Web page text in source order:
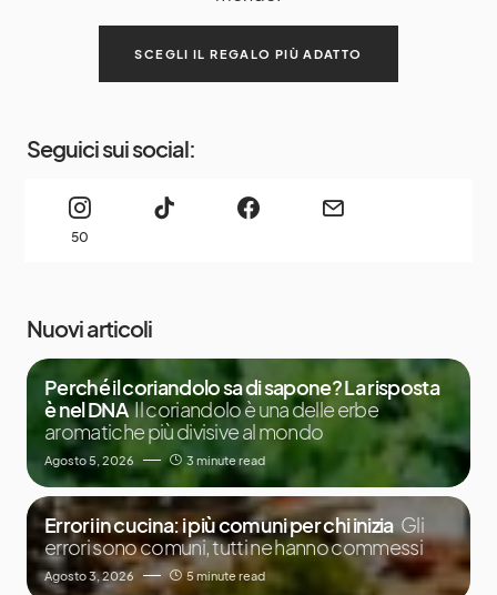
SCEGLI IL REGALO PIÙ ADATTO
Seguici sui social:
50
Nuovi articoli
Perché il coriandolo sa di sapone? La risposta
è nel DNA Il coriandolo è una delle erbe
aromatiche più divisive al mondo
Agosto 5, 2026 3 minute read
Errori in cucina: i più comuni per chi inizia Gli
errori sono comuni, tutti ne hanno commessi
Agosto 3, 2026 5 minute read